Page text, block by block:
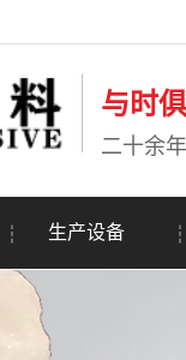
与时
二十余
生产设备